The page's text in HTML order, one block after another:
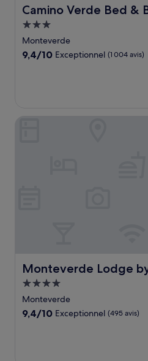
Camino Verde Bed &
Camino Verde Bed &
Hébergement
3.0 étoiles
Monteverde
9.4
9,4/10 Exceptionnel (1 004 avis)
Monteverde Lodge
Monteverde Lodge by
Hébergement
4.0 étoiles
Monteverde
9.4
9,4/10 Exceptionnel (495 avis)